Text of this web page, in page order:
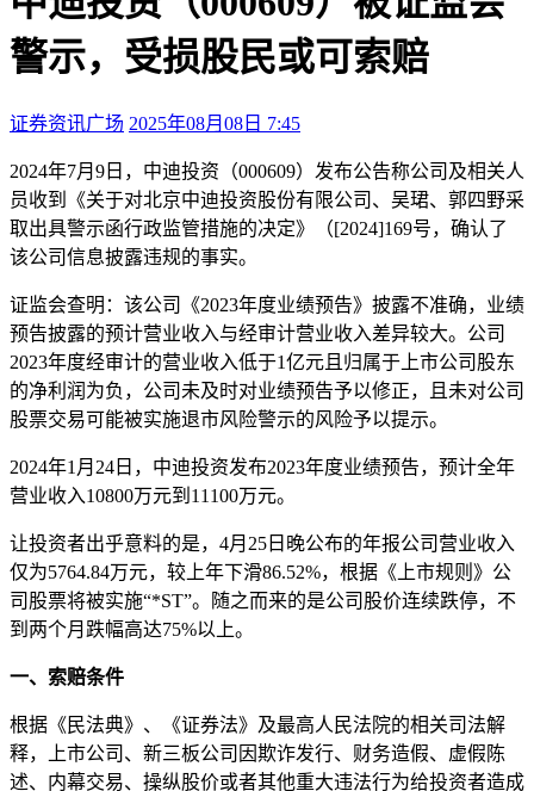
警示，受损股民或可索赔
证券资讯广场 2025年08月08日 7:45
2024年7月9日，中迪投资（000609）发布公告称公司及相关人
员收到《关于对北京中迪投资股份有限公司、吴珺、郭四野采
取出具警示函行政监管措施的决定》（[2024]169号，确认了
该公司信息披露违规的事实。
证监会查明：该公司《2023年度业绩预告》披露不准确，业绩
预告披露的预计营业收入与经审计营业收入差异较大。公司
2023年度经审计的营业收入低于1亿元且归属于上市公司股东
的净利润为负，公司未及时对业绩预告予以修正，且未对公司
股票交易可能被实施退市风险警示的风险予以提示。
2024年1月24日，中迪投资发布2023年度业绩预告，预计全年
营业收入10800万元到11100万元。
让投资者出乎意料的是，4月25日晚公布的年报公司营业收入
仅为5764.84万元，较上年下滑86.52%，根据《上市规则》公
司股票将被实施“*ST”。随之而来的是公司股价连续跌停，不
到两个月跌幅高达75%以上。
一、索赔条件
根据《民法典》、《证券法》及最高人民法院的相关司法解
释，上市公司、新三板公司因欺诈发行、财务造假、虚假陈
述、内幕交易、操纵股价或者其他重大违法行为给投资者造成